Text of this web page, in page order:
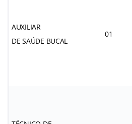
AUXILIAR
DE SAÚDE BUCAL
01